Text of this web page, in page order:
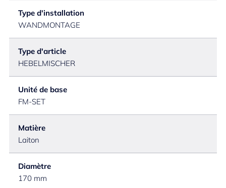
Type d'installation
WANDMONTAGE
Type d'article
HEBELMISCHER
Unité de base
FM-SET
Matière
Laiton
Diamètre
170 mm